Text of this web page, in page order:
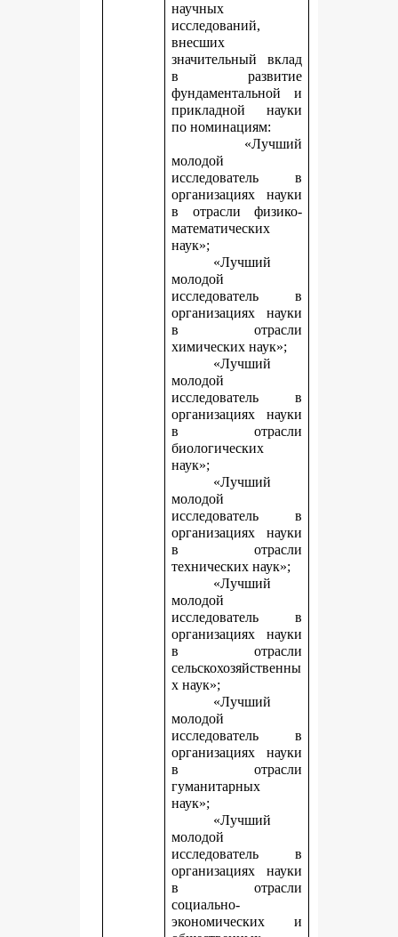
научных
исследований,
внесших
значительный вклад
в развитие
фундаментальной и
прикладной науки
по номинациям:
«Лучший
молодой
исследователь в
организациях науки
в отрасли физико-
математических
наук»;
«Лучший
молодой
исследователь в
организациях науки
в отрасли
химических наук»;
«Лучший
молодой
исследователь в
организациях науки
в отрасли
биологических
наук»;
«Лучший
молодой
исследователь в
организациях науки
в отрасли
технических наук»;
«Лучший
молодой
исследователь в
организациях науки
в отрасли
сельскохозяйственны
х наук»;
«Лучший
молодой
исследователь в
организациях науки
в отрасли
гуманитарных
наук»;
«Лучший
молодой
исследователь в
организациях науки
в отрасли
социально-
экономических и